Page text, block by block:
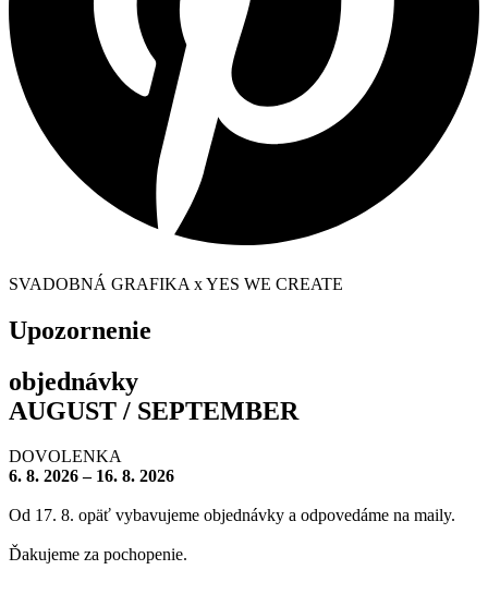
SVADOBNÁ GRAFIKA x YES WE CREATE
Upozornenie
objednávky
AUGUST / SEPTEMBER
DOVOLENKA
6. 8. 2026 – 16. 8. 2026
Od 17. 8. opäť vybavujeme objednávky a odpovedáme na maily.
Ďakujeme za pochopenie.